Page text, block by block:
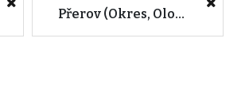
Přerov (Okres, Olomoucký kraj)